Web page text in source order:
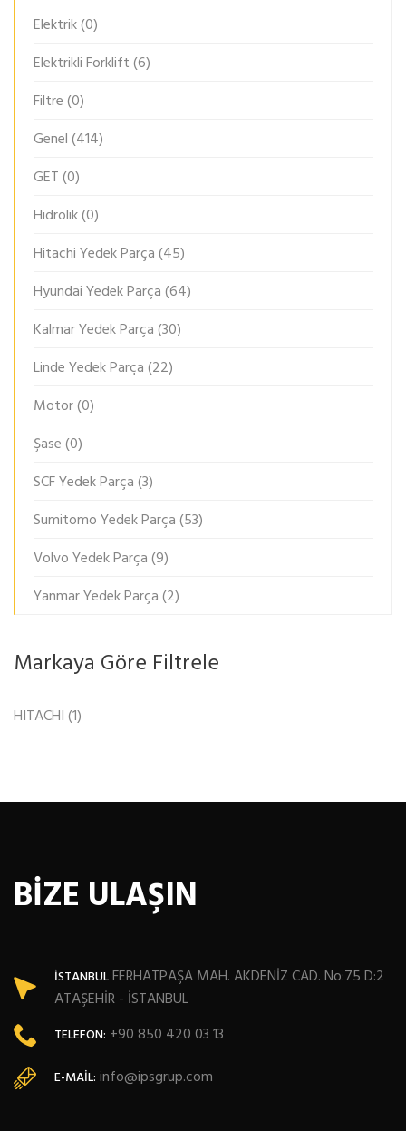
Elektrik(0)
Elektrikli Forklift(6)
Filtre(0)
Genel(414)
GET(0)
Hidrolik(0)
Hitachi Yedek Parça(45)
Hyundai Yedek Parça(64)
Kalmar Yedek Parça(30)
Linde Yedek Parça(22)
Motor(0)
Şase(0)
SCF Yedek Parça(3)
Sumitomo Yedek Parça(53)
Volvo Yedek Parça(9)
Yanmar Yedek Parça(2)
Markaya Göre Filtrele
HITACHI(1)
BİZE ULAŞIN
İSTANBULFERHATPAŞA MAH. AKDENİZ CAD. No:75 D:2
ATAŞEHİR - İSTANBUL
TELEFON: +90 850 420 03 13
E-MAIL: info@ipsgrup.com